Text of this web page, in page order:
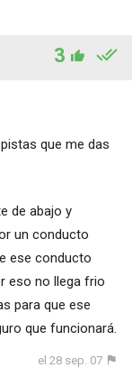
3
que me das
de abajo y
un conducto
ese conducto
eso no llega frio
para que ese
que funcionará.
el 28 sep. 07